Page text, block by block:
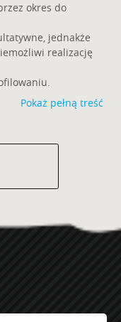
okres do
jednakże
realizację
Pokaż pełną treść